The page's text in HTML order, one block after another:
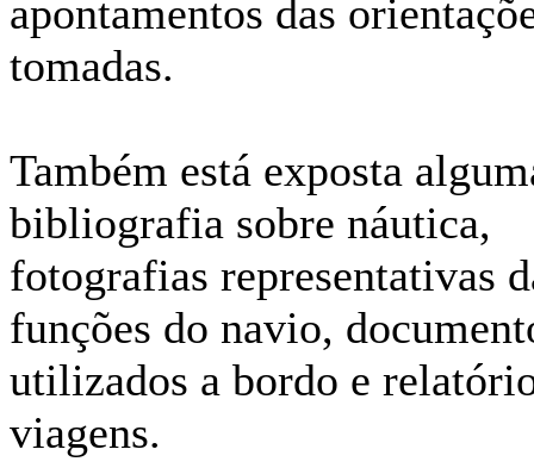
apontamentos das
tomadas.
Também está exposta
bibliografia sobre náutica,
fotografias representativas
funções do navio,
utilizados a bordo e
viagens.